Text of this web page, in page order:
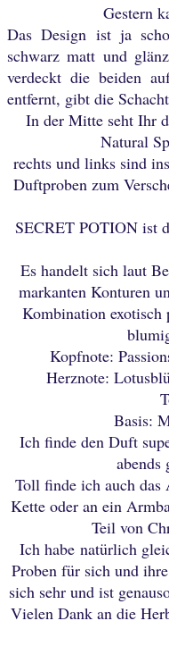
Gestern
Das Design ist ja
schwarz matt und
verdeckt die beiden
entfernt, gibt die
In der Mitte seht Ihr
Natural
rechts und links sind
Duftproben zum
SECRET POTION ist
Es handelt sich laut
markanten Konturen
Kombination
Kopfnote:
Herznote:
Basis:
Ich finde den Duft
abends
Toll finde ich auch das
Kette oder an ein
Teil von
Ich habe natürlich
Proben für sich und
sich sehr und ist
Vielen Dank an die